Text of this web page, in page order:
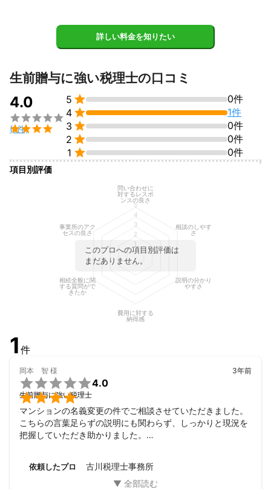
対策、相続税申告にわたる経営から幅広い税務に関わるあらゆる
サービスを提供いたします。
自負しております。
よろしくお願いします。
詳しい料金を知りたい
生前贈与に強い税理士の口コミ
4.0


(1件)
5 
0件
4 
1件
3 
0件
2 
0件
1  0件
項目別評価
このプロへの項目別評価は
まだありません。
問い合わせに
対するレスポ
ンスの良さ
相談のしやす
さ
説明の分かり
やすさ
費用に対する
納得感
相続全般に関
する質問がで
きたか
事業所のアク
セスの良さ
1
2
3
4
5
1 件
岡本 智 様


4.0
生前贈与に強い税理士
3年前
マンションの名義変更の件でご相談させていただきました。
こちらの言葉足らずの説明にも関わらず、しっかりと現況を
把握していただき助かりました。
お若い先生で、爽やかな印象を持ちました。
今後、また、違う形でご相談させていただこうと思います。
依頼したプロ 古川税理士事務所